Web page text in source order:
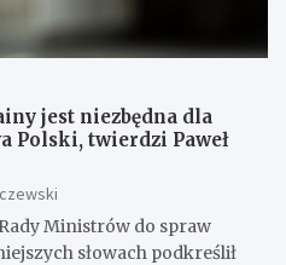
jest niezbędna dla
Polski, twierdzi Paweł
Ministrów do spraw
słowach podkreślił